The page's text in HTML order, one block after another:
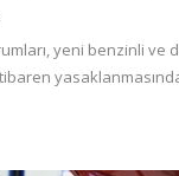
yeni benzinli ve